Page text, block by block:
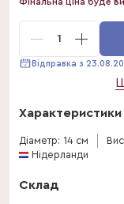
1
Відправка з
Характеристики
Діаметр: 14 см
Нідерланди
Склад